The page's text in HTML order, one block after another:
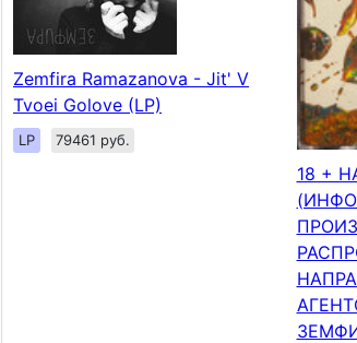
Zemfira Ramazanova - Jit' V
Tvoei Golove (LP)
LP 79461 руб.
18 +